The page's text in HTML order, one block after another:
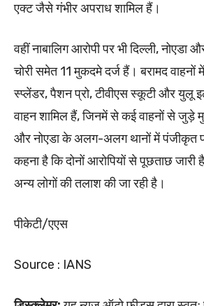
एक्ट जैसे गंभीर अपराध शामिल हैं।
वहीं नाबालिग आरोपी पर भी दिल्ली, नोएडा
चोरी समेत 11 मुकदमे दर्ज हैं। बरामद वाहनों
स्प्लेंडर, पैशन प्रो, टीवीएस स्कूटी और
वाहन शामिल हैं, जिनमें से कई वाहनों से जुड़े
और नोएडा के अलग-अलग थानों में पंजीकृत
कहना है कि दोनों आरोपियों से पूछताछ
अन्य लोगों की तलाश की जा रही है।
पीकेटी/एएस
Source : IANS